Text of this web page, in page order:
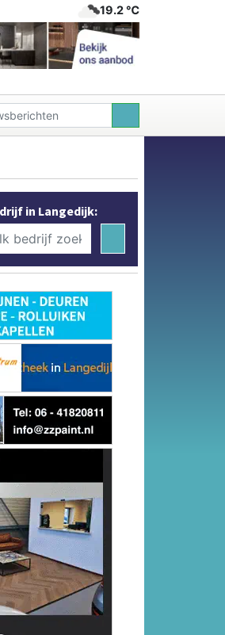
19.2 ℃
in Langedijk: